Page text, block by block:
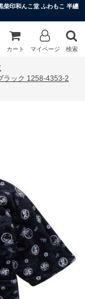
柴印和んこ堂 ふわもこ 半纏
カート マイページ 検索
ラック 1258-4353-2